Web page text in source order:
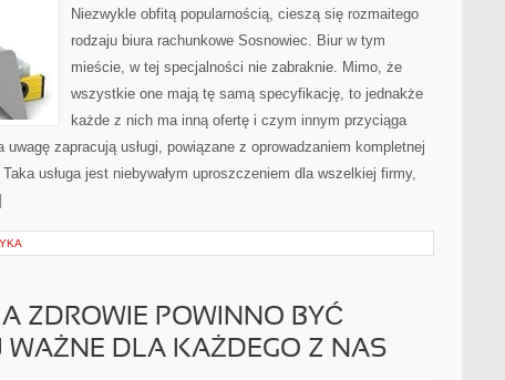
MODY.
TAKICH
KORZYSTA
Niezwykle obfitą popularnością, cieszą się rozmaitego
rodzaju biura rachunkowe Sosnowiec. Biur w tym
mieście, w tej specjalności nie zabraknie. Mimo, że
wszystkie one mają tę samą specyfikację, to jednakże
każde z nich ma inną ofertę i czym innym przyciąga
zapracują usługi, powiązane z oprowadzaniem kompletnej
usługa jest niebywałym uproszczeniem dla wszelkiej firmy,
ZDROWIE POWINNO BYĆ
WAŻNE DLA KAŻDEGO Z NAS